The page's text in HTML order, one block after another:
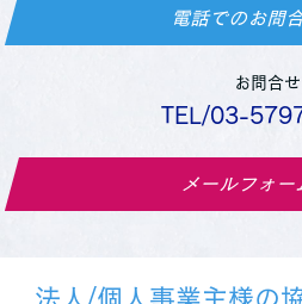
電話でのお問
お問合せ
TEL/03-
メールフォー
法人/個人事業主様の